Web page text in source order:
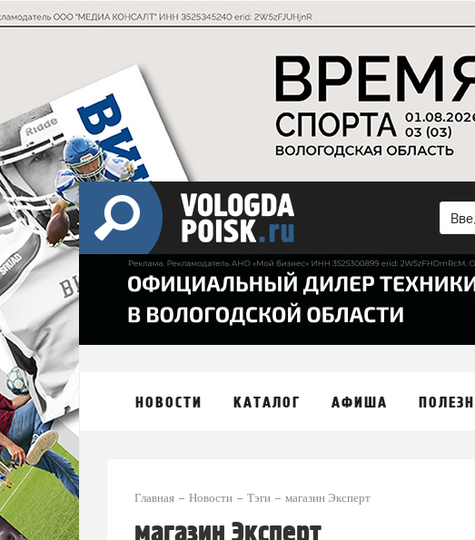
НОВОСТИ КАТАЛОГ АФИША
Главная Новости Тэги магазин Эксперт